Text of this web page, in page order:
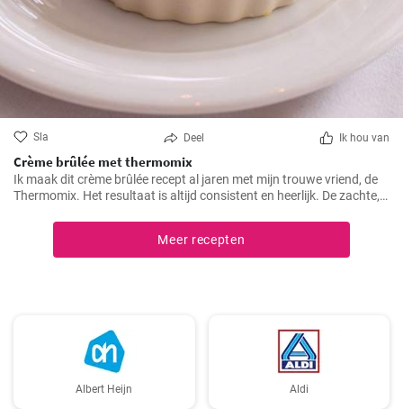
Sla Deel Ik hou van
Crème brûlée met thermomix
Ik maak dit crème brûlée recept al jaren met mijn trouwe vriend, de
Thermomix. Het resultaat is altijd consistent en heerlijk. De zachte,
klassieke smaken maken dit dessert tot een van mijn favorieten.
Meer recepten
Albert Heijn Aldi